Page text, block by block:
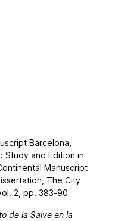
Barcelona,
Study and Edition in
Manuscript
The City
2, pp. 383-90
de la Salve en la